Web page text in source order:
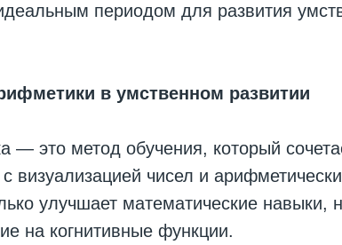
периодом для развития
в умственном развитии
— это метод обучения, который
визуализацией чисел и
улучшает математические навыки,
на когнитивные функции.